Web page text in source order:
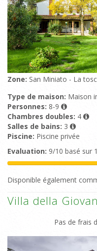
Zone: San Miniato - La
Type de maison: Maison
Personnes: 8-9
Chambres doubles: 4
Salles de bains: 3
Piscine: Piscine privée
Evaluation: 9/10 basé sur
Disponible également
Villa della
Pas de frais